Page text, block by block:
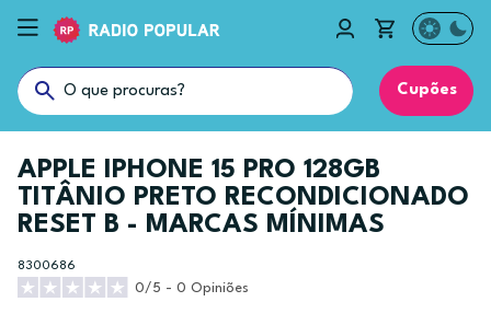
Cupões
APPLE IPHONE 15 PRO 128GB
TITÂNIO PRETO RECONDICIONADO
RESET B - MARCAS MÍNIMAS
8300686
0/5 - 0 Opiniões